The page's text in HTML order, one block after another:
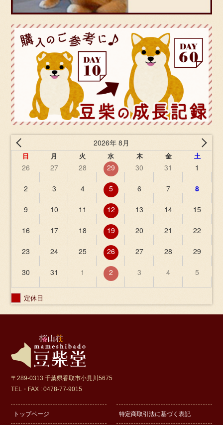
2026年 8月
日 月 火 水 木 金 土
26 27 28 29 30 31 1
2 3 4 5 6 7 8
9 10 11 12 13 14 15
16 17 18 19 20 21 22
23 24 25 26 27 28 29
30 31 1 2 3 4 5
定休日
〒289-0313 千葉県香取市小見川5675
TEL・FAX : 0478-77-9015
トップページ 特定商取引法に基づく表記